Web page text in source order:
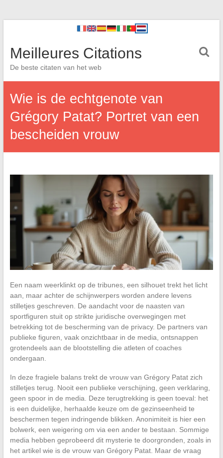
Meilleures Citations
De beste citaten van het web
Wie is de echtgenote van
Grégory Patat? Portret van een
bescheiden vrouw
Een naam weerklinkt op de tribunes, een silhouet trekt het licht
aan, maar achter de schijnwerpers worden andere levens
stilletjes geschreven. De aandacht voor de naasten van
sportfiguren stuit op strikte juridische overwegingen met
betrekking tot de bescherming van de privacy. De partners van
publieke figuren, vaak onzichtbaar in de media, ontsnappen
grotendeels aan de blootstelling die atleten of coaches
ondergaan.
In deze fragiele balans trekt de vrouw van Grégory Patat zich
stilletjes terug. Nooit een publieke verschijning, geen verklaring,
geen spoor in de media. Deze terugtrekking is geen toeval: het
is een duidelijke, herhaalde keuze om de gezinseenheid te
beschermen tegen indringende blikken. Anonimiteit is hier een
bolwerk, een weigering om via een ander te bestaan. Sommige
media hebben geprobeerd dit mysterie te doorgronden, zoals in
het artikel wie is de vrouw van Grégory Patat. Maar de vraag